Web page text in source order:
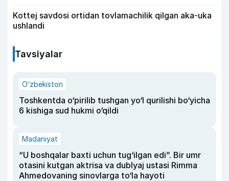
Kottej savdosi ortidan tovlamachilik qilgan aka-uka
ushlandi
Tavsiyalar
O‘zbekiston
Toshkentda o‘pirilib tushgan yo‘l qurilishi bo‘yicha
6 kishiga sud hukmi o‘qildi
Madaniyat
“U boshqalar baxti uchun tug‘ilgan edi”. Bir umr
otasini kutgan aktrisa va dublyaj ustasi Rimma
Ahmedovaning sinovlarga to‘la hayoti